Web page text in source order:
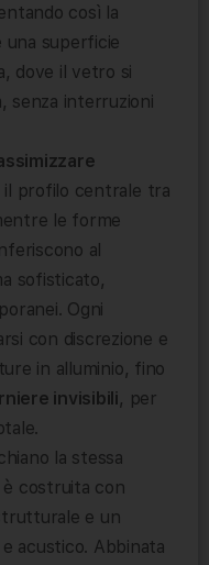
così la
superficie
dove il vetro si
senza interruzioni
il profilo centrale tra
le forme
al
sofisticato,
Ogni
con discrezione e
in alluminio, fino
invisibili, per
la stessa
è costruita con
e un
acustico. Abbinata